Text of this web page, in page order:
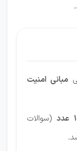
مبانی امنیت
(سوالات